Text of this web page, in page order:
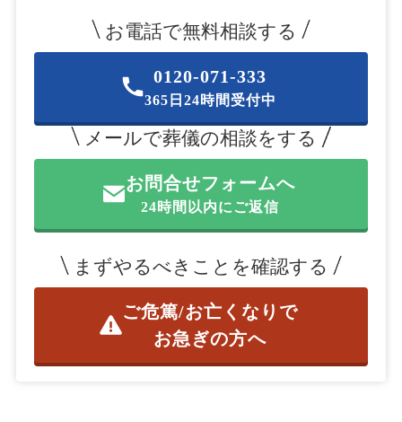
お電話で無料相談する
0120-071-333
365日24時間受付中
メールで葬儀の相談をする
お問合せフォームへ
24時間以内にご返信
まずやるべきことを確認する
ご危篤/お亡くなりで
お急ぎの方へ